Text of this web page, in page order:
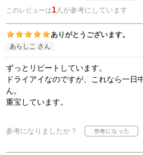
このレビューは1人が参考にしています
ありがとうございます。
あらしこ さん
ずっとリピートしています。
ドライアイなのですが、これなら一日
ん。
重宝しています。
参考になりましたか？